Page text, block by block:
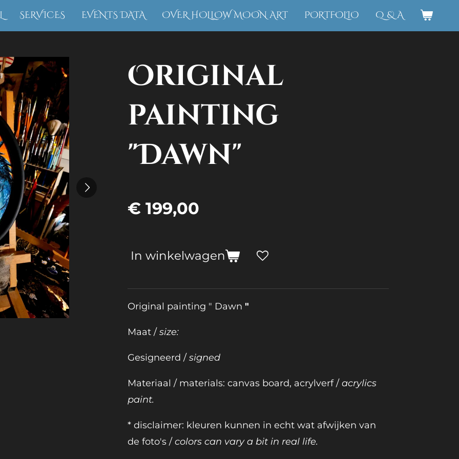
SERVICES EVENTS DATA OVER HOLLOW MOON ART PORTFOLIO Q & A
Original
painting
"Dawn"
€ 199,00
In winkelwagen
Original painting " Dawn "
Maat / size:
Gesigneerd / signed
Materiaal / materials: canvas board, acrylverf / acrylics
paint.
* disclaimer: kleuren kunnen in echt wat afwijken van
de foto's / colors can vary a bit in real life.